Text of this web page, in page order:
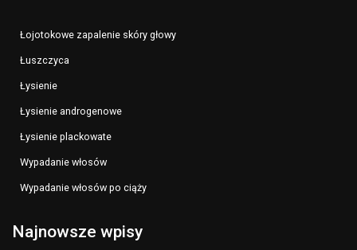
Łojotokowe zapalenie skóry głowy
Łuszczyca
Łysienie
Łysienie androgenowe
Łysienie plackowate
Wypadanie włosów
Wypadanie włosów po ciąży
Najnowsze wpisy